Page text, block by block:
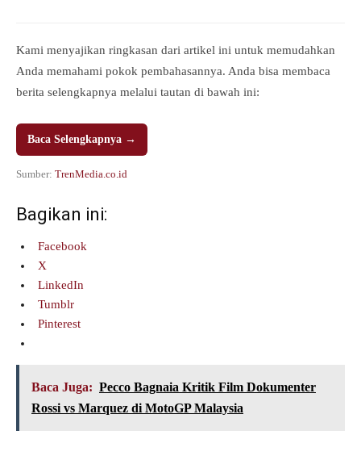
Kami menyajikan ringkasan dari artikel ini untuk memudahkan
Anda memahami pokok pembahasannya. Anda bisa membaca
berita selengkapnya melalui tautan di bawah ini:
Baca Selengkapnya →
Sumber: TrenMedia.co.id
Bagikan ini:
Facebook
X
LinkedIn
Tumblr
Pinterest
Baca Juga: Pecco Bagnaia Kritik Film Dokumenter
Rossi vs Marquez di MotoGP Malaysia